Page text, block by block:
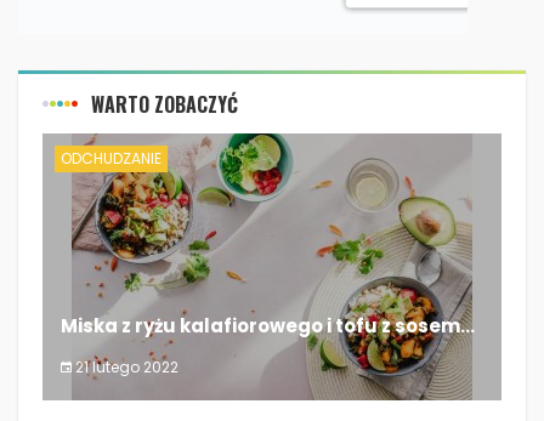
WARTO ZOBACZYĆ
ODCHUDZANIE
Miska z ryżu kalafiorowego i tofu z sosem...
21 lutego 2022
Miska z ryżu kalafiorowego i tofu z sosem...